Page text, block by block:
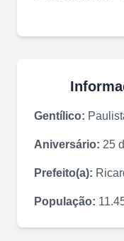
Gentílico:
Aniversário: 25
Prefeito(a):
População: